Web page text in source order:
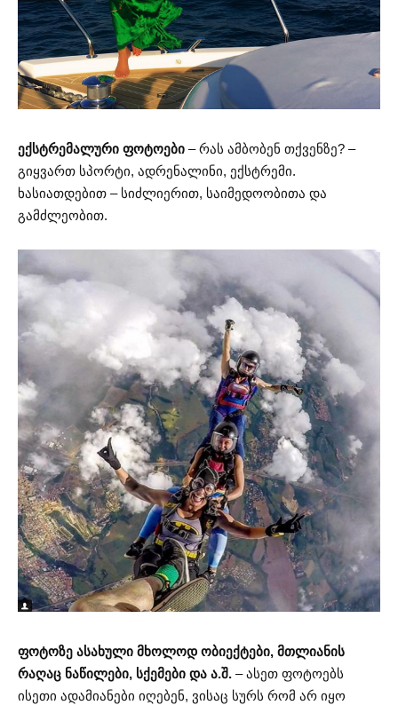
ექსტრემალური ფოტოები – რას ამბობენ თქვენზე? –
გიყვართ სპორტი, ადრენალინი, ექსტრემი.
ხასიათდებით – სიძლიერით, საიმედოობითა და
გამძლეობით.
ფოტოზე ასახული მხოლოდ ობიექტები, მთლიანის
რაღაც ნაწილები, სქემები და ა.შ. – ასეთ ფოტოებს
ისეთი ადამიანები იღებენ, ვისაც სურს რომ არ იყო